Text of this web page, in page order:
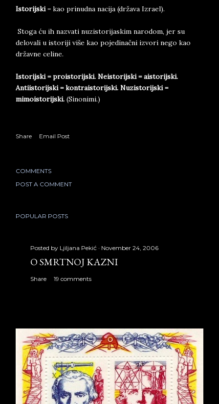
Istorijski= kao prinudna nacija (država Izrael).
Stoga ću ih nazvati nuzistorijaskim narodom, jer su
delovali u istoriji više kao pojedinačni izvori nego kao
državne celine.
Istorijski = proistorijski. Neistorijski = aistorijski.
Antiistorijski = kontraistorijski. Nuzistorijski =
mimoistorijski. (Sinonimi.)
Share Email Post
COMMENTS
POST A COMMENT
POPULAR POSTS
Posted by Ljiljana Pekić November 24, 2006
O SMRTNOJ KAZNI
Share 19 comments